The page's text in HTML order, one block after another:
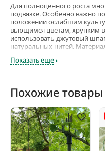
Для полноценного роста
подвязке. Особенно важно
положении ослабшим
вьющимся цветам, хрупким
использовать джутовый
натуральных нитей.
выделяет токсичные
излучению, механическим и
химическим веществам, не
использоваться в любых
предохраняет садовые и
повреждений, открывает
благоприятные условия.
используют и в
Показать еще
Похожие товары